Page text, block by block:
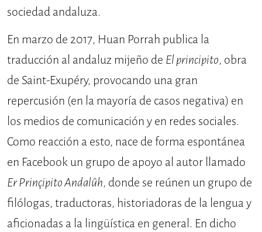
sociedad andaluza.
En marzo de 2017, Huan Porrah publica la
traducción al an­daluz mijeño de El principito, obra
de Saint-Exupéry, provocando una gran
repercusión (en la mayoría de casos negativa) en
los medios de comunica­ción y en redes sociales.
Como reacción a esto, nace de forma espontánea
en Facebook un grupo de apoyo al autor llamado
Er Prinçipito Andalûh, donde se reúnen un grupo de
filólogas, tra­ductoras, historiadoras de la lengua y
aficionadas a la lingüística en general. En dicho